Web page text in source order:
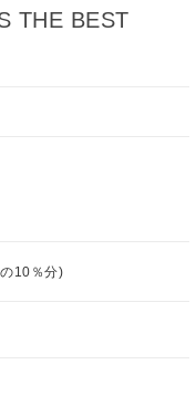
THE BEST
10％分)